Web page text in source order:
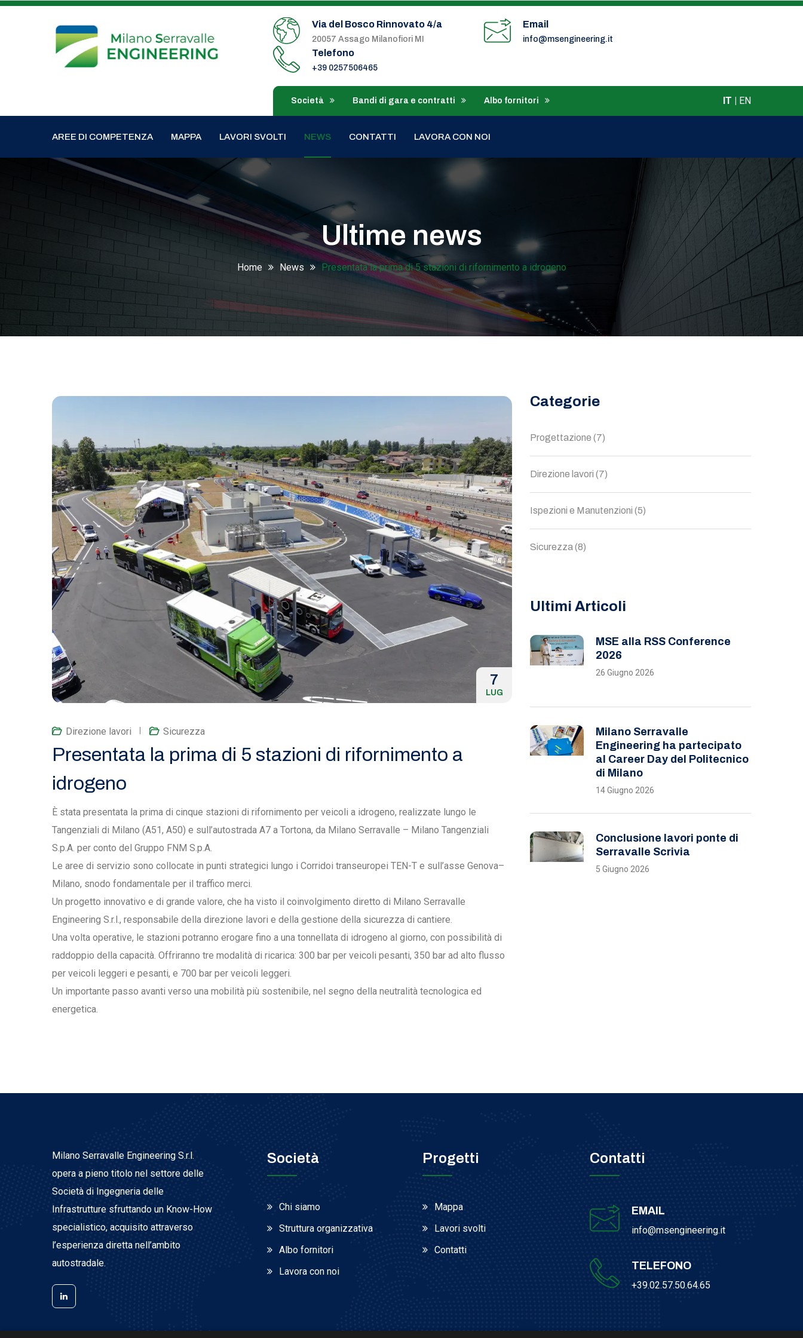
Via del Bosco Rinnovato 4/a
20057 Assago Milanofiori MI
Email
info@msengineering.it
Telefono
+39 0257506465
Società Bandi di gara e contratti Albo fornitori IT | EN
AREE DI COMPETENZA MAPPA LAVORI SVOLTI NEWS CONTATTI LAVORA CON NOI
Ultime news
Home News Presentata la prima di 5 stazioni di rifornimento a idrogeno
7
LUG
Direzione lavori Sicurezza
Presentata la prima di 5 stazioni di rifornimento a
idrogeno
È stata presentata la prima di cinque stazioni di rifornimento per veicoli a idrogeno, realizzate lungo le
Tangenziali di Milano (A51, A50) e sull’autostrada A7 a Tortona, da Milano Serravalle – Milano Tangenziali
S.p.A. per conto del Gruppo FNM S.p.A.
Le aree di servizio sono collocate in punti strategici lungo i Corridoi transeuropei TEN-T e sull’asse Genova–
Milano, snodo fondamentale per il traffico merci.
Un progetto innovativo e di grande valore, che ha visto il coinvolgimento diretto di Milano Serravalle
Engineering S.r.l., responsabile della direzione lavori e della gestione della sicurezza di cantiere.
Una volta operative, le stazioni potranno erogare fino a una tonnellata di idrogeno al giorno, con possibilità di
raddoppio della capacità. Offriranno tre modalità di ricarica: 300 bar per veicoli pesanti, 350 bar ad alto flusso
per veicoli leggeri e pesanti, e 700 bar per veicoli leggeri.
Un importante passo avanti verso una mobilità più sostenibile, nel segno della neutralità tecnologica ed
energetica.
Categorie
Progettazione (7)
Direzione lavori (7)
Ispezioni e Manutenzioni (5)
Sicurezza(8)
Ultimi Articoli
MSE alla RSS Conference
2026
26 Giugno 2026
Milano Serravalle
Engineering ha partecipato
al Career Day del Politecnico
di Milano
14 Giugno 2026
Conclusione lavori ponte di
Serravalle Scrivia
5 Giugno 2026
Milano Serravalle Engineering S.r.l.
opera a pieno titolo nel settore delle
Società di Ingegneria delle
Infrastrutture sfruttando un Know-How
specialistico, acquisito attraverso
l’esperienza diretta nell’ambito
autostradale.
Società
Chi siamo
Struttura organizzativa
Albo fornitori
Lavora con noi
Progetti
Mappa
Lavori svolti
Contatti
Contatti
EMAIL
info@msengineering.it
TELEFONO
+39.02.57.50.64.65